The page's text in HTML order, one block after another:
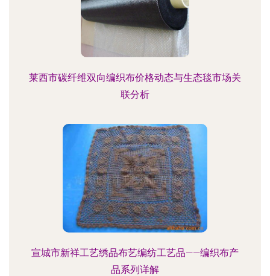
莱西市碳纤维双向编织布价格动态与生态毯市场关
联分析
宣城市新祥工艺绣品布艺编纺工艺品——编织布产
品系列详解